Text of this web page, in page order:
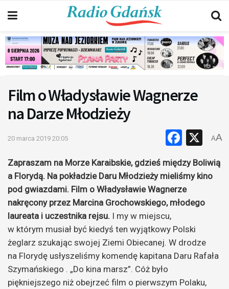
Film o Władysławie Wagnerze
na Darze Młodzieży
20 marca 2019 20:05 X
AA
Zapraszam na Morze Karaibskie, gdzieś między Boliwią
a Florydą. Na pokładzie Daru Młodzieży mieliśmy kino
pod gwiazdami. Film o Władysławie Wagnerze
nakręcony przez Marcina Grochowskiego, młodego
laureata i uczestnika rejsu. I my w miejscu,
w którym musiał być kiedyś ten wyjątkowy Polski
żeglarz szukając swojej Ziemi Obiecanej. W drodze
na Florydę usłyszeliśmy komendę kapitana Daru Rafała
Szymańskiego . „Do kina marsz”. Cóż było
piękniejszego niż obejrzeć film o pierwszym Polaku,